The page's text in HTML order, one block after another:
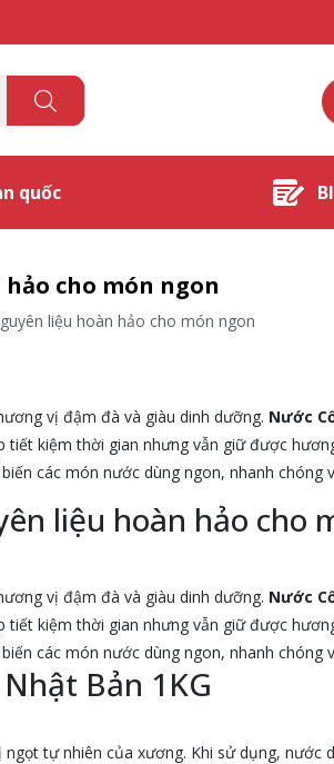
quốc
cho món ngon
liệu hoàn hảo cho món ngon
vị đậm đà và giàu dinh dưỡng. Nước
kiệm thời gian nhưng vẫn giữ được
các món nước dùng ngon, nhanh chóng
liệu hoàn hảo cho
vị đậm đà và giàu dinh dưỡng. Nước
kiệm thời gian nhưng vẫn giữ được
các món nước dùng ngon, nhanh chóng
Bản 1KG
tự nhiên của xương. Khi sử dụng, nước